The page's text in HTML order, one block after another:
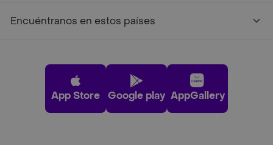
Encuéntranos en estos países
App Store Google play AppGallery